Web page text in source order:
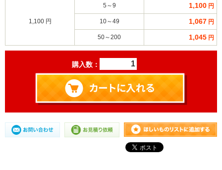
1,100 円
5～9 1,100 円
10～49 1,067 円
50～200 1,045 円
購入数：